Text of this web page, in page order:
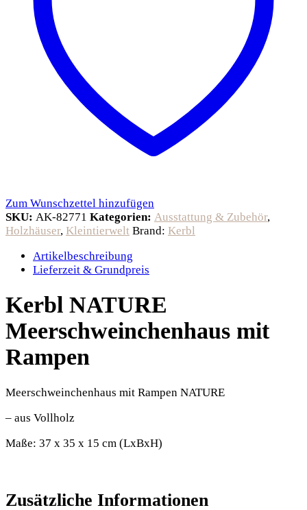
Zum Wunschzettel hinzufügen
SKU: AK-82771 Kategorien: Ausstattung & Zubehör,
Holzhäuser, Kleintierwelt Brand: Kerbl
Artikelbeschreibung
Lieferzeit & Grundpreis
Kerbl NATURE
Meerschweinchenhaus mit
Rampen
Meerschweinchenhaus mit Rampen NATURE
– aus Vollholz
Maße: 37 x 35 x 15 cm (LxBxH)
Zusätzliche Informationen